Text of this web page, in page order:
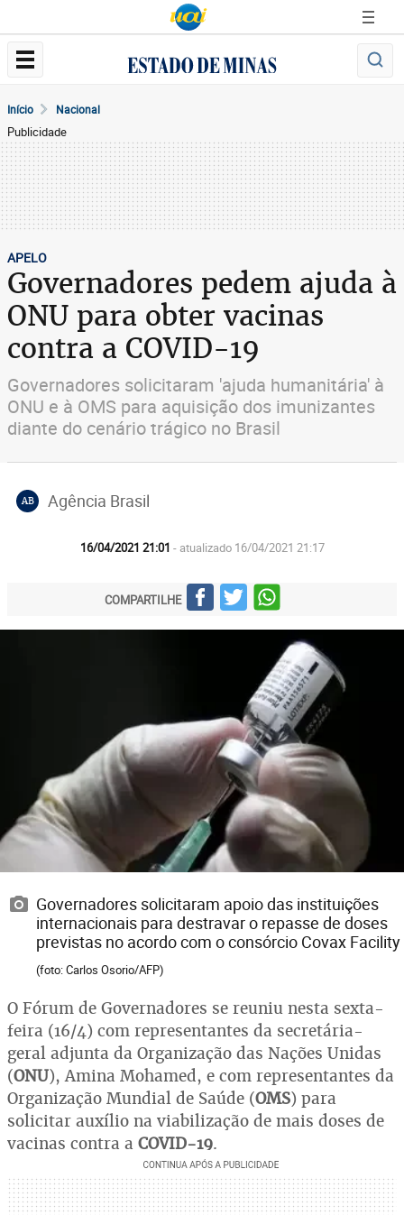
Início Nacional
Publicidade
APELO
Governadores pedem ajuda à
ONU para obter vacinas
contra a COVID-19
Governadores solicitaram 'ajuda humanitária' à
ONU e à OMS para aquisição dos imunizantes
diante do cenário trágico no Brasil
AB Agência Brasil
16/04/2021 21:01 - atualizado 16/04/2021 21:17
COMPARTILHE
Governadores solicitaram apoio das instituições
internacionais para destravar o repasse de doses
previstas no acordo com o consórcio Covax Facility
(foto: Carlos Osorio/AFP)
O Fórum de Governadores se reuniu nesta sexta-
feira (16/4) com representantes da secretária-
geral adjunta da Organização das Nações Unidas
(ONU), Amina Mohamed, e com representantes da
Organização Mundial de Saúde (OMS) para
solicitar auxílio na viabilização de mais doses de
vacinas contra a COVID-19.